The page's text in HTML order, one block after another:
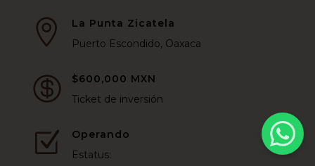

La Punta Zicatela
Puerto Escondido, Oaxaca

$600,000 MXN
Ticket de inversión
Z
Operando
Estatus: